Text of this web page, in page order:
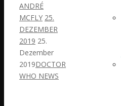
ANDRÉ
MCFLY 25.
DEZEMBER
2019 25.
Dezember
2019DOCTOR
WHO NEWS